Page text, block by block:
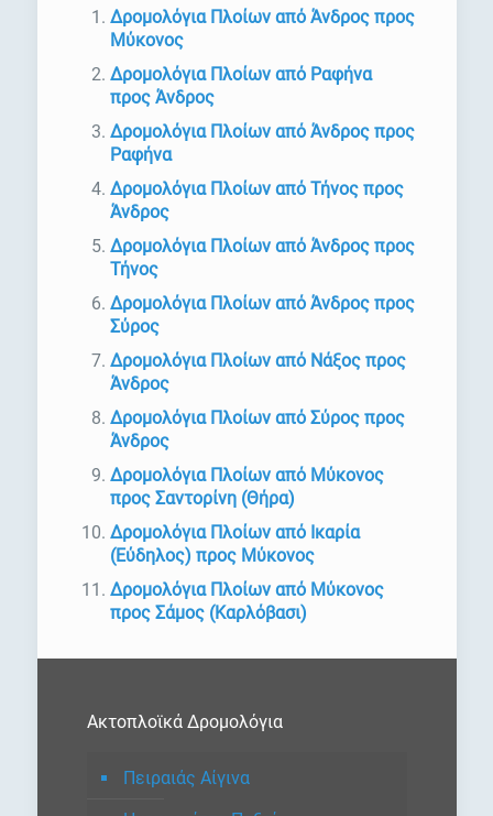
Δρομολόγια Πλοίων από Άνδρος προς
Μύκονος
Δρομολόγια Πλοίων από Ραφήνα
προς Άνδρος
Δρομολόγια Πλοίων από Άνδρος προς
Ραφήνα
Δρομολόγια Πλοίων από Τήνος προς
Άνδρος
Δρομολόγια Πλοίων από Άνδρος προς
Τήνος
Δρομολόγια Πλοίων από Άνδρος προς
Σύρος
Δρομολόγια Πλοίων από Νάξος προς
Άνδρος
Δρομολόγια Πλοίων από Σύρος προς
Άνδρος
Δρομολόγια Πλοίων από Μύκονος
προς Σαντορίνη (Θήρα)
Δρομολόγια Πλοίων από Ικαρία
(Εύδηλος) προς Μύκονος
Δρομολόγια Πλοίων από Μύκονος
προς Σάμος (Καρλόβασι)
Ακτοπλοϊκά Δρομολόγια
Πειραιάς Αίγινα